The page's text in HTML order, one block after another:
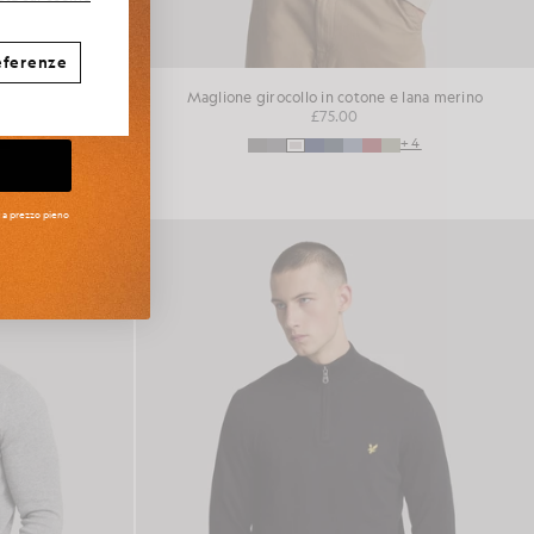
Maglione girocollo in cotone e lana merino
£75.00
+4
prezzo pieno